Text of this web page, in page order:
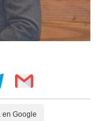
en Google